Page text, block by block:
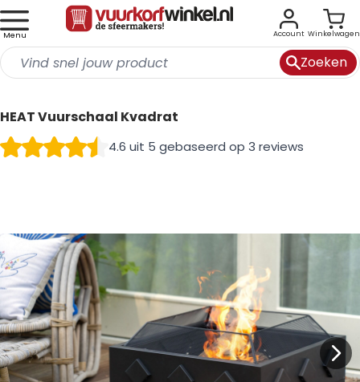
Menu
Zoeken
Account Winkelwagen
Ga direct door naar de inhoud
HEAT Vuurschaal Kvadrat
4.6 uit 5 gebaseerd op 3 reviews